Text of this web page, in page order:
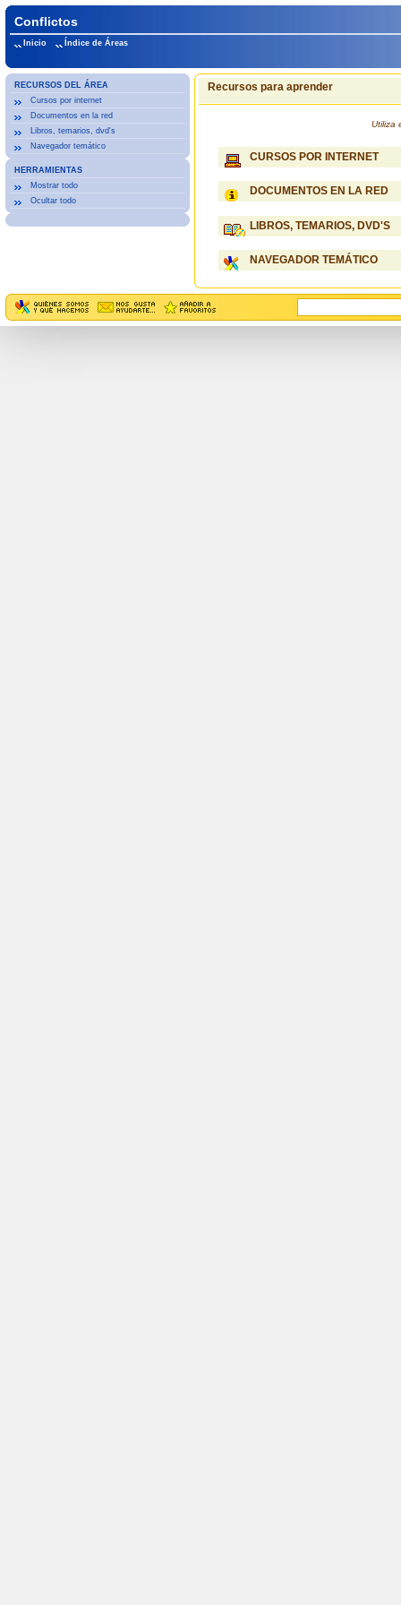
Conflictos
Inicio Índice de Áreas
RECURSOS DEL ÁREA
Cursos por internet
Documentos en la red
Libros, temarios, dvd's
Navegador temático
HERRAMIENTAS
Mostrar todo
Ocultar todo
Recursos para aprender
Utiliza
CURSOS POR INTERNET
DOCUMENTOS EN LA RED
LIBROS, TEMARIOS, DVD'S
NAVEGADOR TEMÁTICO